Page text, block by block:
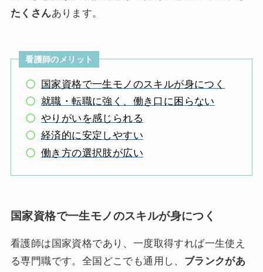
たくさんあります。
看護師のメリット
国家資格で一生モノのスキルが身につく
就職・転職に強く、働き口に困らない
やりがいを感じられる
経済的に安定しやすい
働き方の選択肢が広い
国家資格で一生モノのスキルが身につく
看護師は国家資格であり、一度取得すれば一生使え
る専門職です。全国どこでも通用し、 ブランクがあ